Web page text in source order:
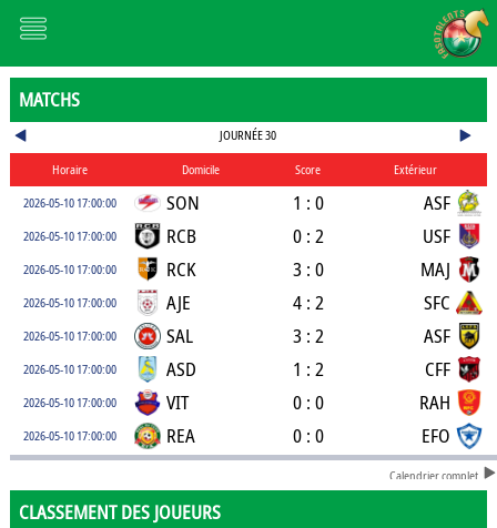
MATCHS
JOURNÉE 30
Horaire Domicile Score
Extérieur
2026-05-10 17:00:00
SON 1 : 0 ASF
2026-05-10 17:00:00 RCB 0 : 2 USF
2026-05-10 17:00:00 RCK 3 : 0 MAJ
2026-05-10 17:00:00 AJE 4 : 2 SFC
2026-05-10 17:00:00 SAL 3 : 2 ASF
2026-05-10 17:00:00 ASD 1 : 2 CFF
2026-05-10 17:00:00 VIT 0 : 0 RAH
2026-05-10 17:00:00 REA 0 : 0 EFO
Calendrier complet
CLASSEMENT DES JOUEURS